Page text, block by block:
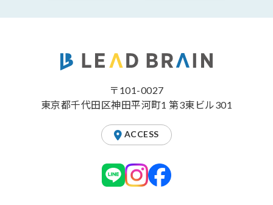
〒101-0027
東京都千代田区神田平河町1 第3東ビル301
ACCESS